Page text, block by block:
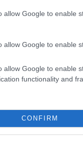
allow Google to enable
allow Google to enable
allow Google to enable
functionality and
CONFIRM
valószínűleg
amiért
Így a követéshez
némileg
sütiket. Az